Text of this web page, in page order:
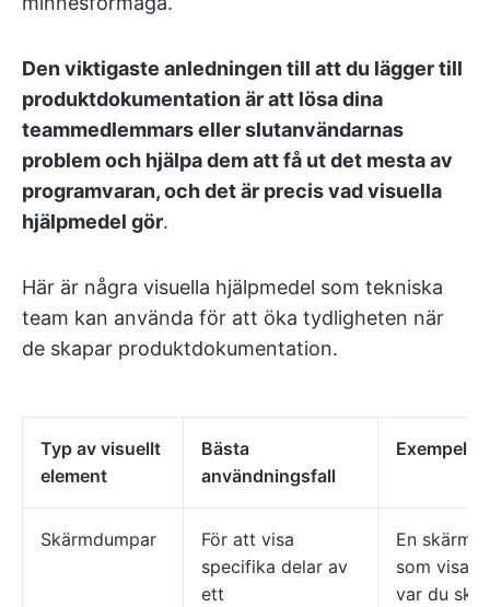
Den viktigaste anledningen till att du lägger till
produktdokumentation är att lösa dina
teammedlemmars eller slutanvändarnas
problem och hjälpa dem att få ut det mesta av
programvaran, och det är precis vad visuella
hjälpmedel gör.
Här är några visuella hjälpmedel som tekniska
team kan använda för att öka tydligheten när
de skapar produktdokumentation.
Typ av visuellt
element
Bästa
användningsfall
Exempel
Skärmdumpar
För att visa
specifika delar av
ett
En
som visar
var du ska